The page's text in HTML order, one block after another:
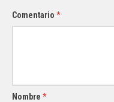
Comentario *
Nombre *